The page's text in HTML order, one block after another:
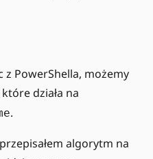
z PowerShella, możemy
które działa na
.
algorytm na